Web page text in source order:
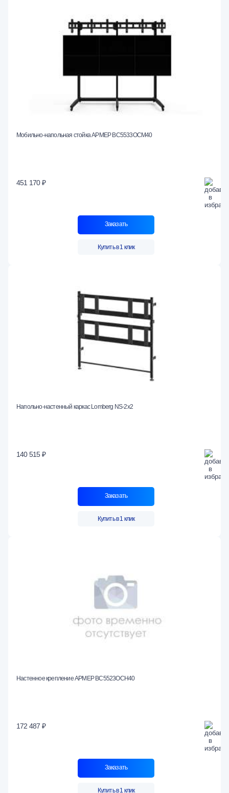
Мобильно-напольная стойка АРМЕР ВС5533ОСМ40
451 170 ₽
Заказать
Купить в 1 клик
Напольно-настенный каркас Lomberg NS-2х2
140 515 ₽
Заказать
Купить в 1 клик
Настенное крепление АРМЕР ВС5523ОСН40
172 487 ₽
Заказать
Купить в 1 клик